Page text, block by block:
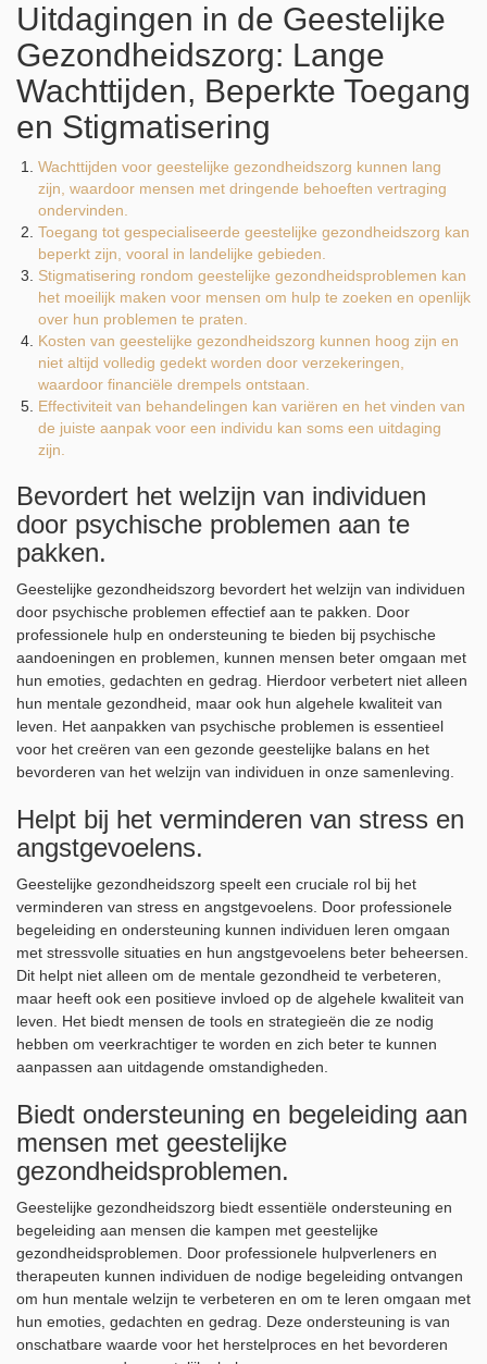
Uitdagingen in de Geestelijke
Gezondheidszorg: Lange
Wachttijden, Beperkte Toegang
en Stigmatisering
Wachttijden voor geestelijke gezondheidszorg kunnen lang
zijn, waardoor mensen met dringende behoeften vertraging
ondervinden.
Toegang tot gespecialiseerde geestelijke gezondheidszorg kan
beperkt zijn, vooral in landelijke gebieden.
Stigmatisering rondom geestelijke gezondheidsproblemen kan
het moeilijk maken voor mensen om hulp te zoeken en openlijk
over hun problemen te praten.
Kosten van geestelijke gezondheidszorg kunnen hoog zijn en
niet altijd volledig gedekt worden door verzekeringen,
waardoor financiële drempels ontstaan.
Effectiviteit van behandelingen kan variëren en het vinden van
de juiste aanpak voor een individu kan soms een uitdaging
zijn.
Bevordert het welzijn van individuen
door psychische problemen aan te
pakken.
Geestelijke gezondheidszorg bevordert het welzijn van individuen
door psychische problemen effectief aan te pakken. Door
professionele hulp en ondersteuning te bieden bij psychische
aandoeningen en problemen, kunnen mensen beter omgaan met
hun emoties, gedachten en gedrag. Hierdoor verbetert niet alleen
hun mentale gezondheid, maar ook hun algehele kwaliteit van
leven. Het aanpakken van psychische problemen is essentieel
voor het creëren van een gezonde geestelijke balans en het
bevorderen van het welzijn van individuen in onze samenleving.
Helpt bij het verminderen van stress en
angstgevoelens.
Geestelijke gezondheidszorg speelt een cruciale rol bij het
verminderen van stress en angstgevoelens. Door professionele
begeleiding en ondersteuning kunnen individuen leren omgaan
met stressvolle situaties en hun angstgevoelens beter beheersen.
Dit helpt niet alleen om de mentale gezondheid te verbeteren,
maar heeft ook een positieve invloed op de algehele kwaliteit van
leven. Het biedt mensen de tools en strategieën die ze nodig
hebben om veerkrachtiger te worden en zich beter te kunnen
aanpassen aan uitdagende omstandigheden.
Biedt ondersteuning en begeleiding aan
mensen met geestelijke
gezondheidsproblemen.
Geestelijke gezondheidszorg biedt essentiële ondersteuning en
begeleiding aan mensen die kampen met geestelijke
gezondheidsproblemen. Door professionele hulpverleners en
therapeuten kunnen individuen de nodige begeleiding ontvangen
om hun mentale welzijn te verbeteren en om te leren omgaan met
hun emoties, gedachten en gedrag. Deze ondersteuning is van
onschatbare waarde voor het herstelproces en het bevorderen